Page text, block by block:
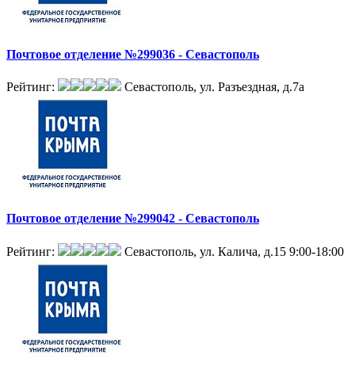
Почтовое отделение №299036 - Севастополь
Рейтинг: Севастополь, ул. Разъездная, д.7а
Почтовое отделение №299042 - Севастополь
Рейтинг: Севастополь, ул. Калича, д.15 9:00-18:00